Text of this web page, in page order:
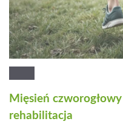
Mięsień
rehabilitacja